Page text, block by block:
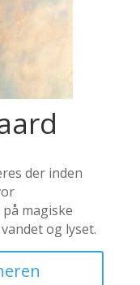
der inden
magiske
og lyset.